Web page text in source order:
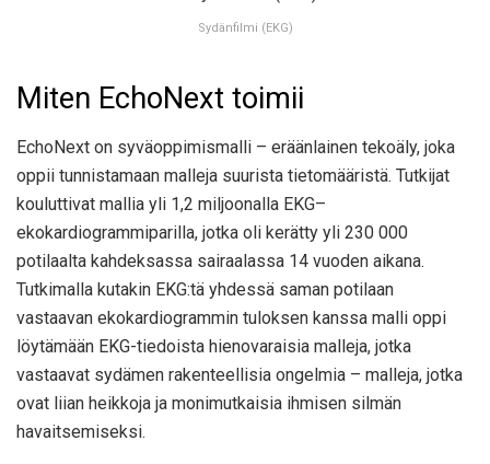
Sydänfilmi (EKG)
Miten EchoNext toimii
EchoNext on syväoppimismalli – eräänlainen tekoäly, joka
oppii tunnistamaan malleja suurista tietomääristä. Tutkijat
kouluttivat mallia yli 1,2 miljoonalla EKG–
ekokardiogrammiparilla, jotka oli kerätty yli 230 000
potilaalta kahdeksassa sairaalassa 14 vuoden aikana.
Tutkimalla kutakin EKG:tä yhdessä saman potilaan
vastaavan ekokardiogrammin tuloksen kanssa malli oppi
löytämään EKG-tiedoista hienovaraisia malleja, jotka
vastaavat sydämen rakenteellisia ongelmia – malleja, jotka
ovat liian heikkoja ja monimutkaisia ihmisen silmän
havaitsemiseksi.